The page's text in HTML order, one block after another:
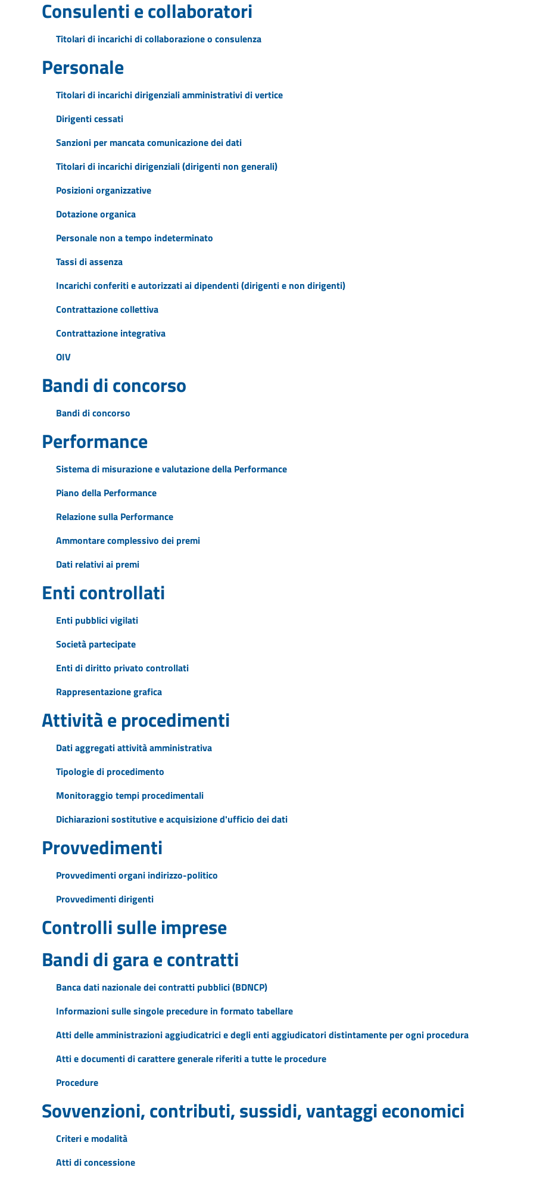
Consulenti e collaboratori
Titolari di incarichi di collaborazione o consulenza
Personale
Titolari di incarichi dirigenziali amministrativi di vertice
Dirigenti cessati
Sanzioni per mancata comunicazione dei dati
Titolari di incarichi dirigenziali (dirigenti non generali)
Posizioni organizzative
Dotazione organica
Personale non a tempo indeterminato
Tassi di assenza
Incarichi conferiti e autorizzati ai dipendenti (dirigenti e non dirigenti)
Contrattazione collettiva
Contrattazione integrativa
OIV
Bandi di concorso
Bandi di concorso
Performance
Sistema di misurazione e valutazione della Performance
Piano della Performance
Relazione sulla Performance
Ammontare complessivo dei premi
Dati relativi ai premi
Enti controllati
Enti pubblici vigilati
Società partecipate
Enti di diritto privato controllati
Rappresentazione grafica
Attività e procedimenti
Dati aggregati attività amministrativa
Tipologie di procedimento
Monitoraggio tempi procedimentali
Dichiarazioni sostitutive e acquisizione d'ufficio dei dati
Provvedimenti
Provvedimenti organi indirizzo-politico
Provvedimenti dirigenti
Controlli sulle imprese
Bandi di gara e contratti
Banca dati nazionale dei contratti pubblici (BDNCP)
Informazioni sulle singole precedure in formato tabellare
Atti delle amministrazioni aggiudicatrici e degli enti aggiudicatori distintamente per ogni procedura
Atti e documenti di carattere generale riferiti a tutte le procedure
Procedure
Sovvenzioni, contributi, sussidi, vantaggi economici
Criteri e modalità
Atti di concessione